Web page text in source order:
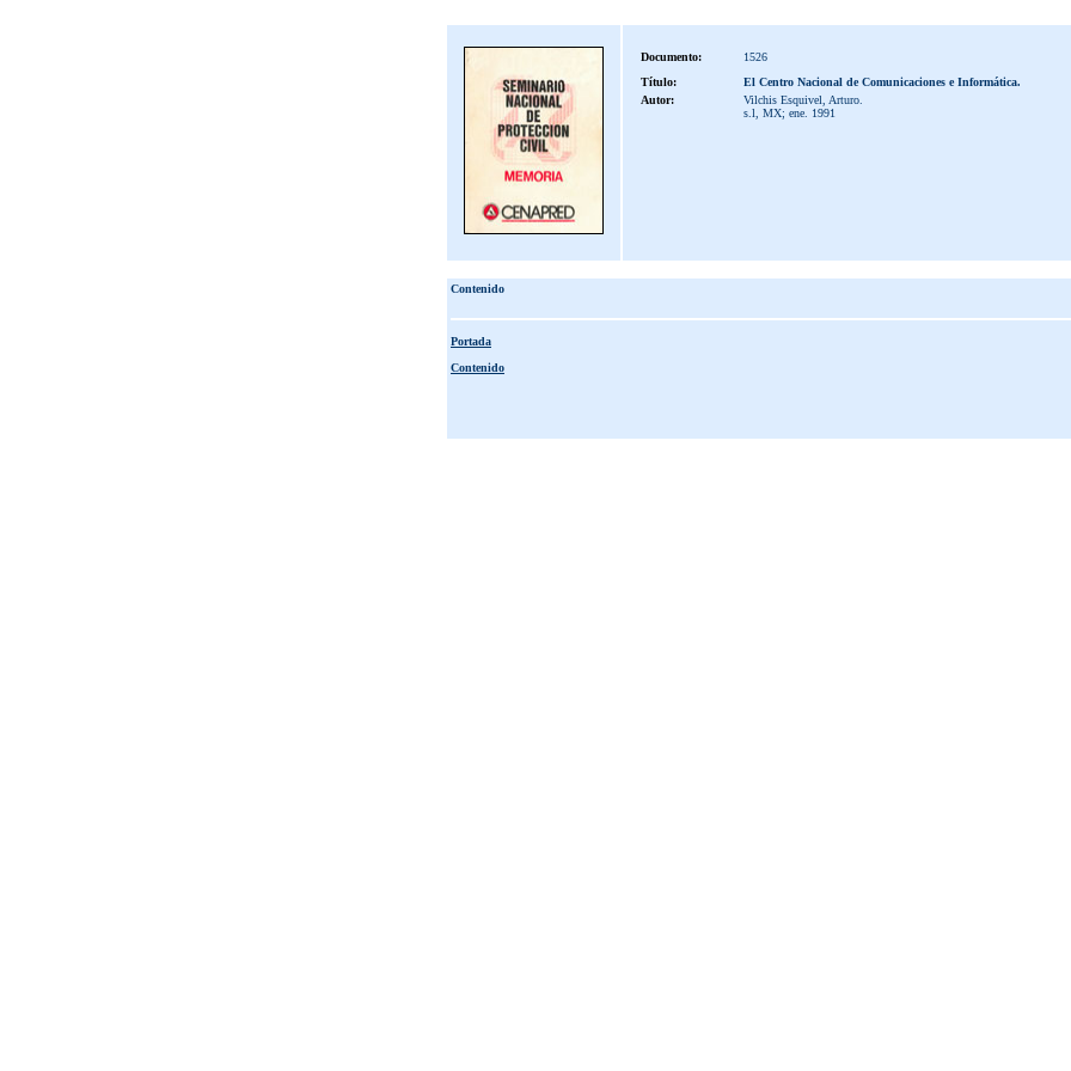
Documento:
1526
Título:
El Centro Nacional de Comunicaciones e Informática.
Autor:
Vilchis Esquivel, Arturo.
s.l, MX; ene. 1991
Contenido
Portada
Contenido